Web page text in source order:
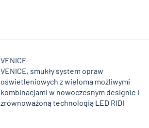
VENICE
VENICE, smukły system opraw
oświetleniowych z wieloma możliwymi
kombinacjami w nowoczesnym designie i
zrównoważoną technologią LED RIDI